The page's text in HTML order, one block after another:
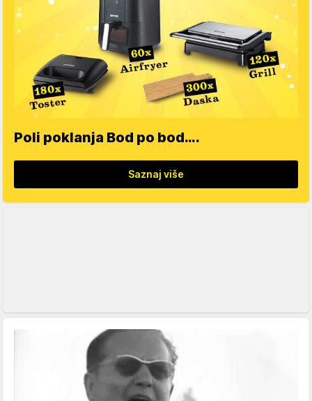
Poli poklanja Bod po bod….
Saznaj više